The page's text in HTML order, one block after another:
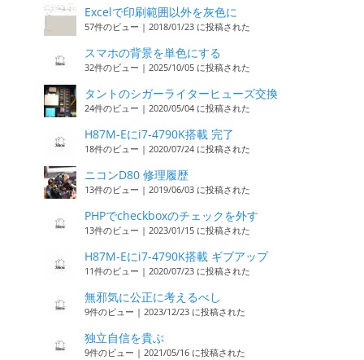
Excelで印刷範囲以外を灰色に
57件のビュー | 2018/01/23 に投稿された
スマホの背景を単色にする
32件のビュー | 2025/10/05 に投稿された
タントのシガーライターヒューズ交換
24件のビュー | 2020/05/04 に投稿された
H87M-Eにi7-4790K搭載 完了
18件のビュー | 2020/07/24 に投稿された
ニコンD80 修理履歴
13件のビュー | 2019/06/03 に投稿された
PHPでcheckboxのチェックを外す
13件のビュー | 2023/01/15 に投稿された
H87M-Eにi7-4790K搭載 ギブアップ
11件のビュー | 2020/07/23 に投稿された
無邪気に公正に考えるべし
9件のビュー | 2023/12/23 に投稿された
独立自信を貴ぶ
9件のビュー | 2021/05/16 に投稿された